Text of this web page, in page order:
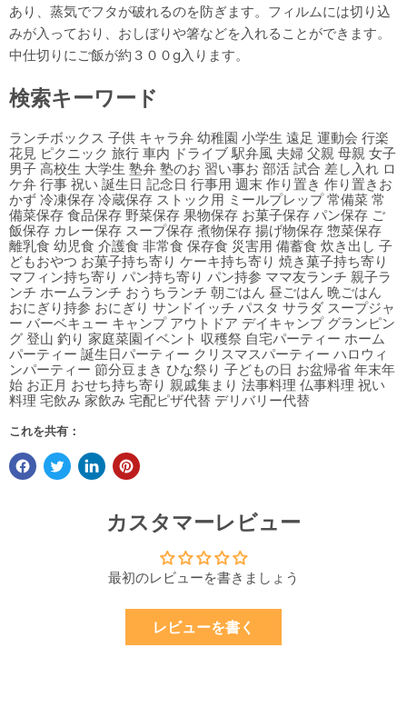
あり、蒸気でフタが破れるのを防ぎます。フィルムには切り込
みが入っており、おしぼりや箸などを入れることができます。
中仕切りにご飯が約３００g入ります。
検索キーワード
ランチボックス 子供 キャラ弁 幼稚園 小学生 遠足 運動会 行楽
花見 ピクニック 旅行 車内 ドライブ 駅弁風 夫婦 父親 母親 女子
男子 高校生 大学生 塾弁 塾のお 習い事お 部活 試合 差し入れ ロ
ケ弁 行事 祝い 誕生日 記念日 行事用 週末 作り置き 作り置きお
かず 冷凍保存 冷蔵保存 ストック用 ミールプレップ 常備菜 常
備菜保存 食品保存 野菜保存 果物保存 お菓子保存 パン保存 ご
飯保存 カレー保存 スープ保存 煮物保存 揚げ物保存 惣菜保存
離乳食 幼児食 介護食 非常食 保存食 災害用 備蓄食 炊き出し 子
どもおやつ お菓子持ち寄り ケーキ持ち寄り 焼き菓子持ち寄り
マフィン持ち寄り パン持ち寄り パン持参 ママ友ランチ 親子ラ
ンチ ホームランチ おうちランチ 朝ごはん 昼ごはん 晩ごはん
おにぎり持参 おにぎり サンドイッチ パスタ サラダ スープジャ
ー バーベキュー キャンプ アウトドア デイキャンプ グランピン
グ 登山 釣り 家庭菜園イベント 収穫祭 自宅パーティー ホーム
パーティー 誕生日パーティー クリスマスパーティー ハロウィ
ンパーティー 節分豆まき ひな祭り 子どもの日 お盆帰省 年末年
始 お正月 おせち持ち寄り 親戚集まり 法事料理 仏事料理 祝い
料理 宅飲み 家飲み 宅配ピザ代替 デリバリー代替
これを共有：
カスタマーレビュー
最初のレビューを書きましょう
レビューを書く